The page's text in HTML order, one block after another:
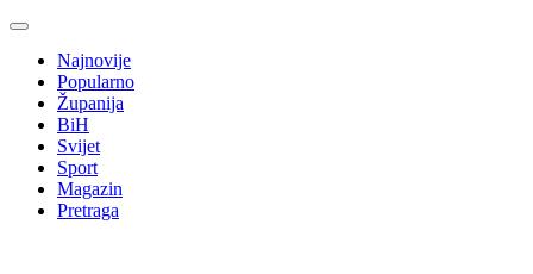
Najnovije
Popularno
Županija
BiH
Svijet
Sport
Magazin
Pretraga